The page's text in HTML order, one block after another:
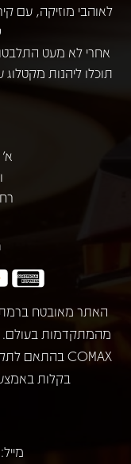
לאוהבי מוזיקה, עם
אחרי לא מעט
תוכלו ליהנות
א' -
מהמתקדמות
בקלות
מייל: